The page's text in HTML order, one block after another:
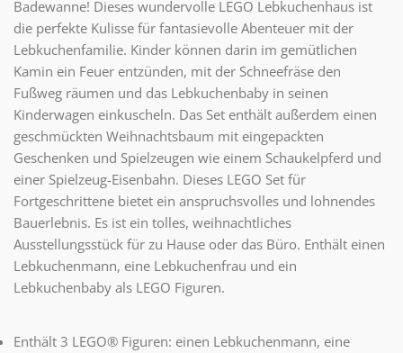
Badewanne! Dieses wundervolle LEGO Lebkuchenhaus ist
die perfekte Kulisse für fantasievolle Abenteuer mit der
Lebkuchenfamilie. Kinder können darin im gemütlichen
Kamin ein Feuer entzünden, mit der Schneefräse den
Fußweg räumen und das Lebkuchenbaby in seinen
Kinderwagen einkuscheln. Das Set enthält außerdem einen
geschmückten Weihnachtsbaum mit eingepackten
Geschenken und Spielzeugen wie einem Schaukelpferd und
einer Spielzeug-Eisenbahn. Dieses LEGO Set für
Fortgeschrittene bietet ein anspruchsvolles und lohnendes
Bauerlebnis. Es ist ein tolles, weihnachtliches
Ausstellungsstück für zu Hause oder das Büro. Enthält einen
Lebkuchenmann, eine Lebkuchenfrau und ein
Lebkuchenbaby als LEGO Figuren.
Enthält 3 LEGO® Figuren: einen Lebkuchenmann, eine